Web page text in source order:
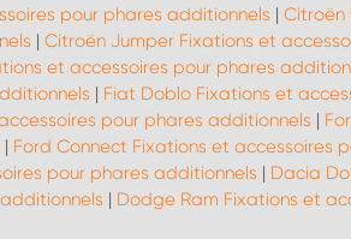
pour phares additionnels | Citroën
| Citroën Jumper Fixations et
et accessoires pour phares
| Fiat Doblo Fixations et
pour phares additionnels |
| Ford Connect Fixations et accessoires
pour phares additionnels | Dacia
| Dodge Ram Fixations et